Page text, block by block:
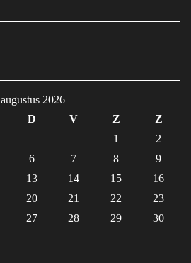
augustus 2026
D V Z
Z
1
2
6 7 8
9
13 14 15
16
20 21 22
23
27 28 29
30